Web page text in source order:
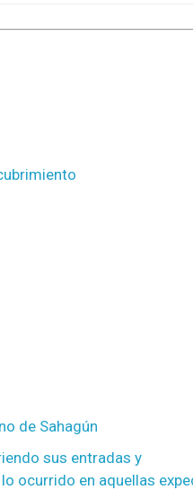
de Sahagún
sus entradas y
ocurrido en aquellas